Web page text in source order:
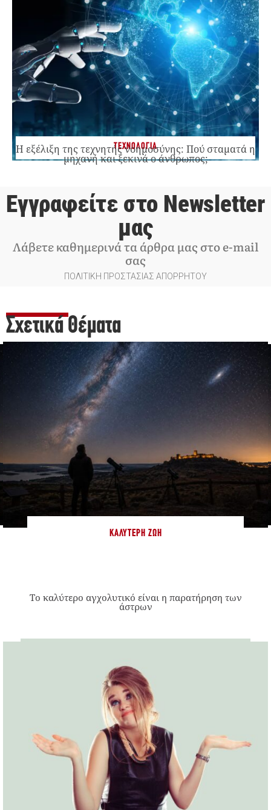
ΤΕΧΝΟΛΟΓΙΑ
Η εξέλιξη της τεχνητής νοημοσύνης: Πού σταματά η
μηχανή και ξεκινά ο άνθρωπος;
Εγγραφείτε στο Newsletter
μας
Λάβετε καθημερινά τα άρθρα μας στο e-mail
σας
ΠΟΛΙΤΙΚΗ ΠΡΟΣΤΑΣΙΑΣ ΑΠΟΡΡΗΤΟΥ
Σχετικά Θέματα
ΚΑΛΎΤΕΡΗ ΖΩΉ
Το καλύτερο αγχολυτικό είναι η παρατήρηση των
άστρων